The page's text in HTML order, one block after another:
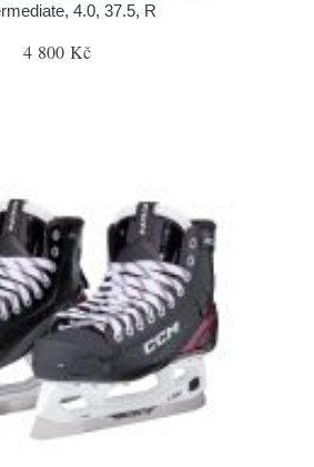
4.0, 37.5, R
4 800 Kč